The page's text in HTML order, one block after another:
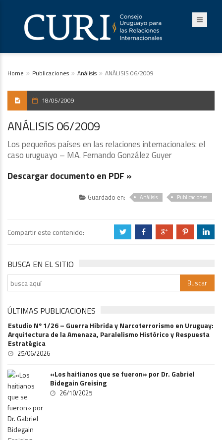
Home Publicaciones Análisis ANÁLISIS 06/2009
18/05/2009
ANÁLISIS 06/2009
Los pequeños países en las relaciones internacionales: el
caso uruguayo – MA. Fernando González Guyer
Descargar documento en PDF »
Guardado en: Análisis Publicaciones
Compartir este contenido: a b c d j
BUSCA EN EL SITIO
ÚLTIMAS PUBLICACIONES
Estudio Nº 1/26 – Guerra Hibrida y Narcoterrorismo en Uruguay:
Arquitectura de la Amenaza, Paralelismo Histórico y Respuesta
Estratégica
25/06/2026
«Los haitianos que se fueron» por Dr. Gabriel
Bidegain Greising
26/10/2025